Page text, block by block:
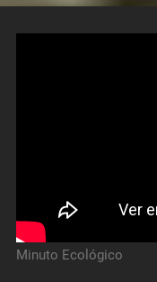
Minuto Ecológico